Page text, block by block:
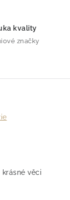
kvality
značky
věci